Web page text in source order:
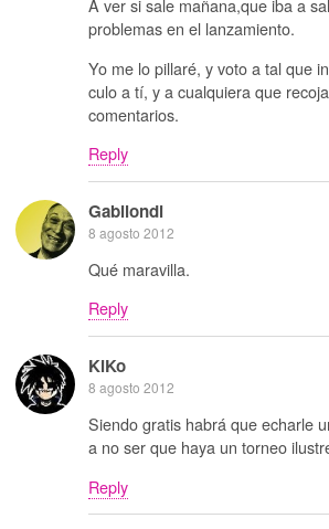
A ver si sale mañana,que iba a
problemas en el lanzamiento.
Yo me lo pillaré, y voto a tal que
culo a tí, y a cualquiera que
comentarios.
Reply
Gabilondi
8 agosto 2012
Qué maravilla.
Reply
KiKo
8 agosto 2012
Siendo gratis habrá que echarle
a no ser que haya un torneo
Reply